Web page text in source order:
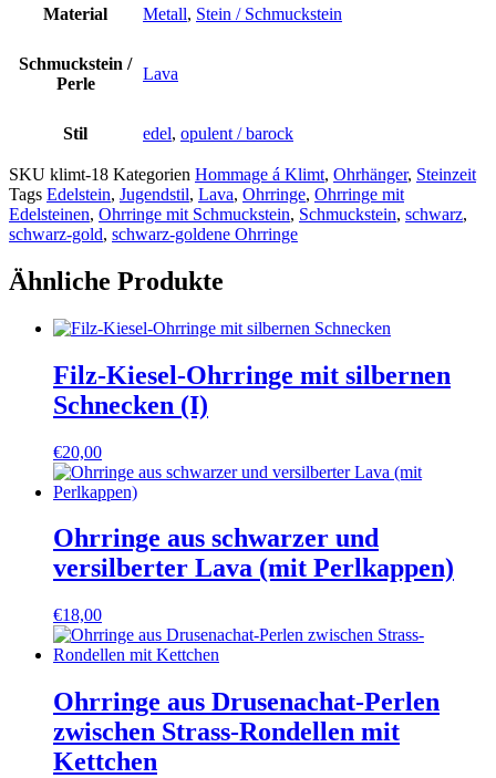
Material Metall, Stein / Schmuckstein
Schmuckstein /
Perle
Lava
Stil edel, opulent / barock
SKU klimt-18 Kategorien Hommage á Klimt, Ohrhänger, Steinzeit
Tags Edelstein, Jugendstil, Lava, Ohrringe, Ohrringe mit
Edelsteinen, Ohrringe mit Schmuckstein, Schmuckstein, schwarz,
schwarz-gold, schwarz-goldene Ohrringe
Ähnliche Produkte
Filz-Kiesel-Ohrringe mit silbernen
Schnecken (I)
€20,00
Ohrringe aus schwarzer und
versilberter Lava (mit Perlkappen)
€18,00
Ohrringe aus Drusenachat-Perlen
zwischen Strass-Rondellen mit
Kettchen